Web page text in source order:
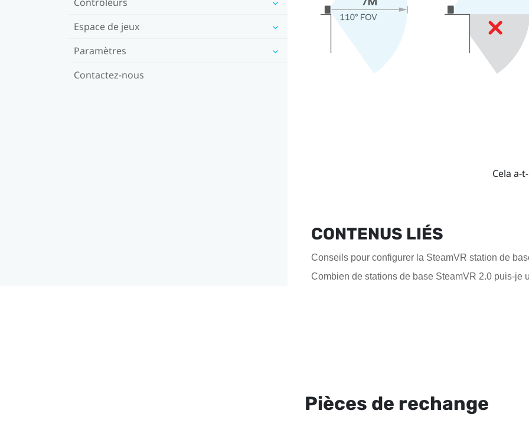
Espace de jeux
Paramètres
Contactez-nous
Cela a-
CONTENUS LIÉS
Conseils pour configurer la SteamVR station de
Combien de stations de base SteamVR 2.0 puis-je
Pièces de rechange